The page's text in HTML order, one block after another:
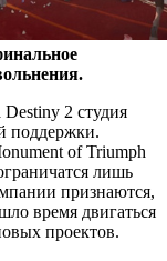
2 студия
поддержки.
of Triumph
лишь
признаются,
время двигаться
проектов.